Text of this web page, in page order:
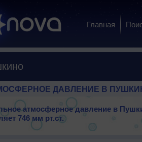
Главная
ДАВЛЕНИЕ В
атмосферное давление в
746 мм рт.ст.